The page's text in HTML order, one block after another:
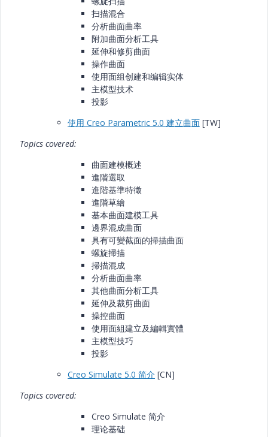
扫描混合
分析曲面曲率
附加曲面分析工具
延伸和修剪曲面
操作曲面
使用面组创建和编辑实体
主模型技术
投影
使用 Creo Parametric 5.0 建立曲面 [TW]
Topics covered:
曲面建模概述
進階選取
進階基準特徵
進階草繪
基本曲面建模工具
邊界混成曲面
具有可變截面的掃描曲面
螺旋掃描
掃描混成
分析曲面曲率
其他曲面分析工具
延伸及裁剪曲面
操控曲面
使用面組建立及編輯實體
主模型技巧
投影
Creo Simulate 5.0 简介 [CN]
Topics covered:
Creo Simulate 简介
理论基础